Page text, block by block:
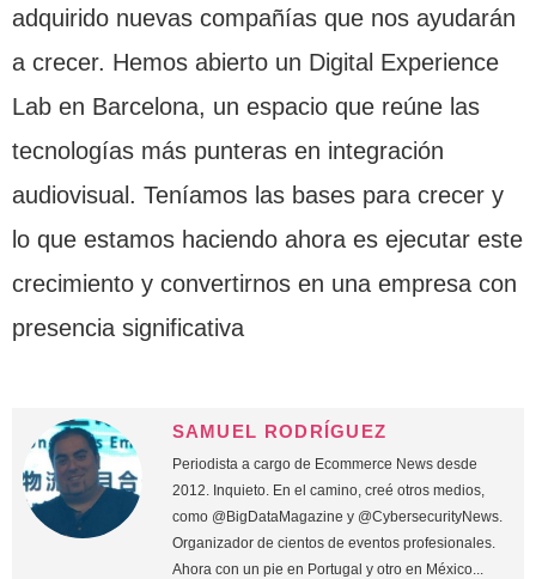
adquirido nuevas compañías que nos ayudarán
a crecer. Hemos abierto un Digital Experience
Lab en Barcelona, un espacio que reúne las
tecnologías más punteras en integración
audiovisual. Teníamos las bases para crecer y
lo que estamos haciendo ahora es ejecutar este
crecimiento y convertirnos en una empresa con
presencia significativa
SAMUEL RODRÍGUEZ
Periodista a cargo de Ecommerce News desde
2012. Inquieto. En el camino, creé otros medios,
como @BigDataMagazine y @CybersecurityNews.
Organizador de cientos de eventos profesionales.
Ahora con un pie en Portugal y otro en México...